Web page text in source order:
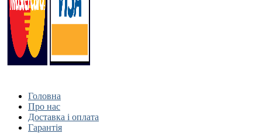
Головна
Про нас
Доставка і оплата
Гарантія